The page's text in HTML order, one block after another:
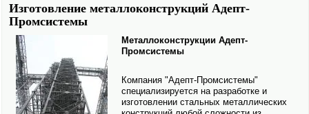
Изготовление металлоконструкций Aдепт-
Промсистемы
Металлоконструкции Aдепт-
Промсистемы
Компания "Адепт-Промсистемы"
специализируется на разработке и
изготовлении стальных металлических